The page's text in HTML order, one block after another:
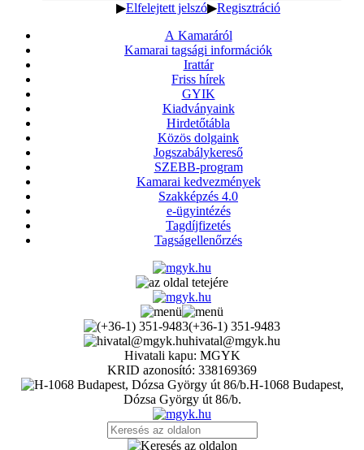
▶Elfelejtett jelszó▶Regisztráció
A Kamaráról
Kamarai tagsági információk
Irattár
Friss hírek
GYIK
Kiadványaink
Hirdetőtábla
Közös dolgaink
Jogszabálykereső
SZEBB-program
Kamarai kedvezmények
Szakképzés 4.0
e-ügyintézés
Tagdíjfizetés
Tagságellenőrzés
(+36-1) 351-9483
hivatal@mgyk.hu
Hivatali kapu: MGYK
KRID azonosító: 338169369
H-1068 Budapest,
Dózsa György út 86/b.